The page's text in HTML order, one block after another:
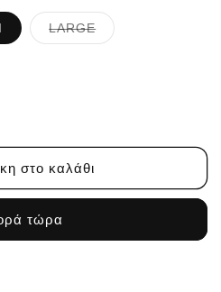
LARGEΗ
παραλλαγή
στο καλάθι
τώρα